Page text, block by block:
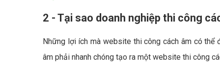
2 - Tại sao doanh nghiệp thi công
Những lợi ích mà website thi công cách âm có thể
âm phải nhanh chóng tạo ra một website thi công